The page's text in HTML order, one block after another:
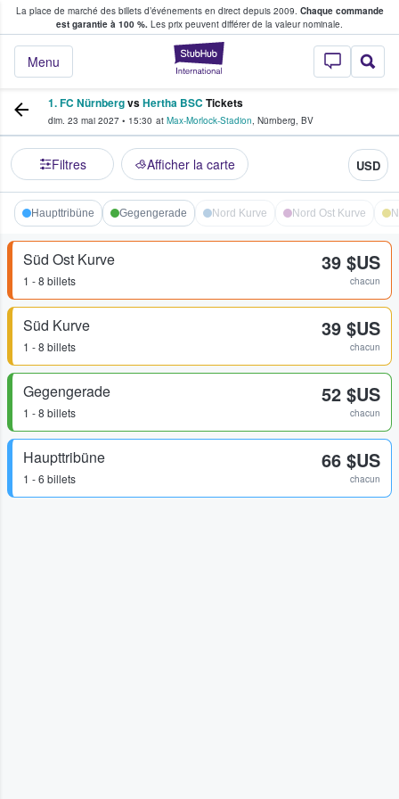
La place de marché des billets d’événements en direct depuis 2009. Chaque commande
est garantie à 100 %. Les prix peuvent différer de la valeur nominale.
StubHub - Où
Menu
fans achètent et vendent des billets
1. FC NürnbergvsHertha BSC Tickets
dim. 23 mai 2027 • 15:30 at Max-Morlock-Stadion, Nürnberg, BV
Filtres Afficher la carte USD
Haupttribüne Gegengerade Nord Kurve Nord Ost Kurve
Süd Ost Kurve
1 - 8 billets
39 $US
chacun
Süd Kurve
1 - 8 billets
39 $US
chacun
Gegengerade
1 - 8 billets
52 $US
chacun
Haupttribüne
1 - 6 billets
66 $US
chacun